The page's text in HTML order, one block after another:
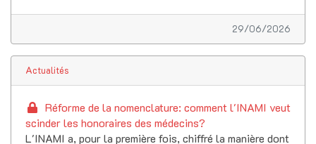
29/06/2026
Actualités
Réforme de la nomenclature: comment l'INAMI veut
scinder les honoraires des médecins?
L'INAMI a, pour la première fois, chiffré la manière dont